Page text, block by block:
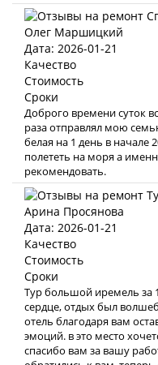
Олег Маршицкий
Дата: 2026-01-21
Качество
Стоимость
Сроки
Доброго времени суток
раза отправлял мою
белая на 1 день в начале
полететь на моря а
рекомендовать.
Арина Просянова
Дата: 2026-01-21
Качество
Стоимость
Сроки
Тур большой иремель за
сердце, отдых был
отель благодаря вам
эмоций. в это место
спасибо вам за вашу